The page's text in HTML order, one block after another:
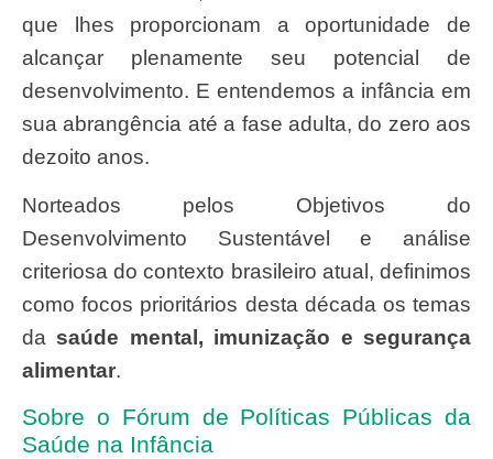
que lhes proporcionam a oportunidade de
alcançar plenamente seu potencial de
desenvolvimento. E entendemos a infância em
sua abrangência até a fase adulta, do zero aos
dezoito anos.
Norteados pelos Objetivos do
Desenvolvimento Sustentável e análise
criteriosa do contexto brasileiro atual, definimos
como focos prioritários desta década os temas
dasaúde mental, imunização e segurança
alimentar.
Sobre o Fórum de Políticas Públicas da
Saúde na Infância